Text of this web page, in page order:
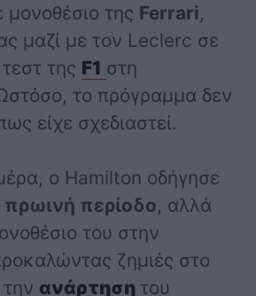
μονοθέσιο της Ferrari,
μαζί με τον Leclerc σε
της F1 στη
το πρόγραμμα δεν
είχε σχεδιαστεί.
ο Hamilton οδήγησε
πρωινή περίοδο, αλλά
του στην
ζημιές στο
ανάρτηση του